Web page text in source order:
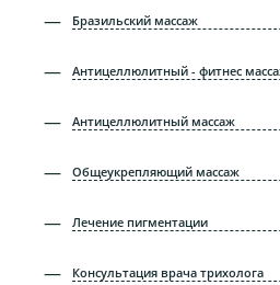
Бразильский массаж
Антицеллюлитный - фитнес
Антицеллюлитный массаж
Общеукрепляющий массаж
Лечение пигментации
Консультация врача трихолога